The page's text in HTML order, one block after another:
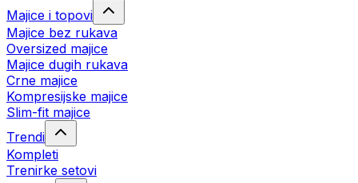
Majice i topovi
Majice bez rukava
Oversized majice
Majice dugih rukava
Crne majice
Kompresijske majice
Slim-fit majice
Trendi
Kompleti
Trenirke setovi